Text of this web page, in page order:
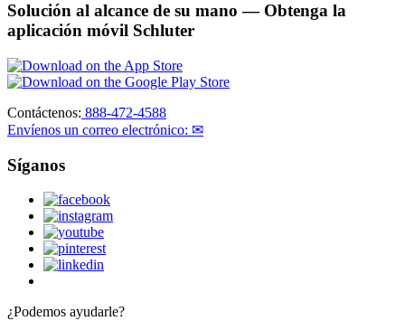
Solución al alcance de su mano — Obtenga la
aplicación móvil Schluter
Contáctenos: 888-472-4588
Envíenos un correo electrónico: ✉
Síganos
¿Podemos ayudarle?